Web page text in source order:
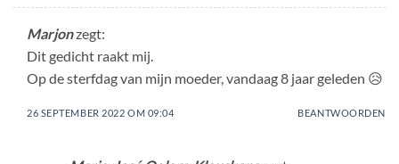
Marjonzegt:
Dit gedicht raakt mij.
Op de sterfdag van mijn moeder, vandaag 8 jaar geleden 😥
26 SEPTEMBER 2022 OM 09:04 BEANTWOORDEN